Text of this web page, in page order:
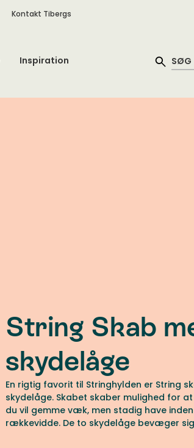
Kontakt Tibergs
Inspiration
String Skab
skydelåge
En rigtig favorit til Stringhylden er String
skydelåge. Skabet skaber mulighed for
du vil gemme væk, men stadig have
rækkevidde. De to skydelåge bevæger
ene side til den anden, og skillevæggen